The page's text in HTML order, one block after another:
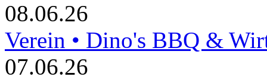
08.06.26
Verein • Dino's BBQ &
07.06.26